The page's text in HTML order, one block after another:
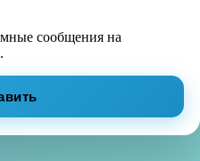
сообщения на